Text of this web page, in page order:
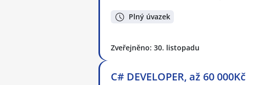
Plný úvazek
Zveřejněno: 30. listopadu
C# DEVELOPER, až 60 000Kč